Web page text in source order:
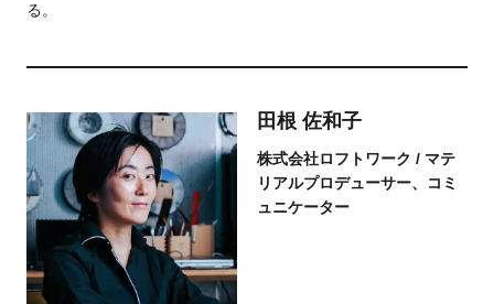
る。
田根 佐和子
株式会社ロフトワーク / マテ
リアルプロデューサー、コミ
ュニケーター